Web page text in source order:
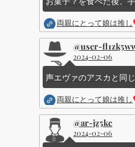
両親にとって娘は推し
@user-
2024-02-06
声エヴァのアスカと同
両親にとって娘は推し
@ar-jz5kc
2024-02-06